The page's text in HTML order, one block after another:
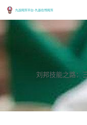
刘邦技能之路：